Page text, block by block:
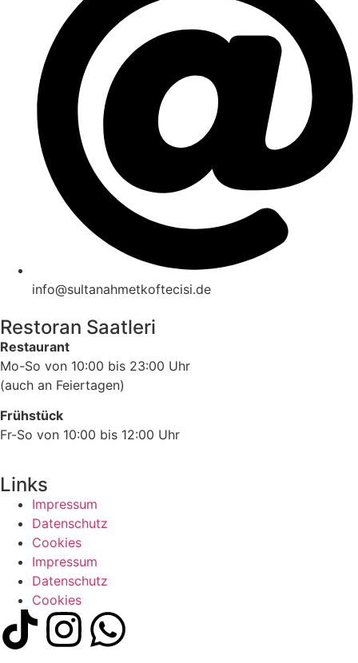
info@sultanahmetkoftecisi.de
Restoran Saatleri
Restaurant
Mo-So von 10:00 bis 23:00 Uhr
(auch an Feiertagen)
Frühstück
Fr-So von 10:00 bis 12:00 Uhr
Links
Impressum
Datenschutz
Cookies
Impressum
Datenschutz
Cookies